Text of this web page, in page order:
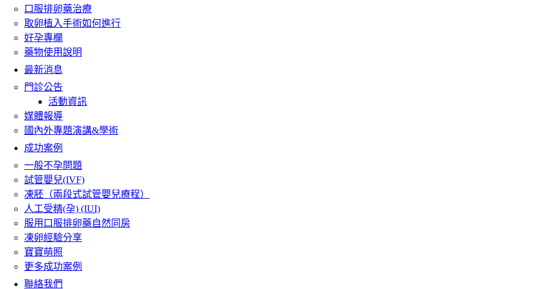
口服排卵藥治療
取卵植入手術如何進行
好孕專欄
藥物使用說明
最新消息
門診公告
活動資訊
媒體報導
國內外專題演講&學術
成功案例
一般不孕問題
試管嬰兒(IVF)
凍胚（兩段式試管嬰兒療程）
人工受精(孕) (IUI)
服用口服排卵藥自然同房
凍卵經驗分享
寶寶萌照
更多成功案例
聯絡我們